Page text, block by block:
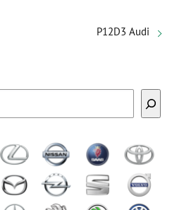
P12D3 Audi